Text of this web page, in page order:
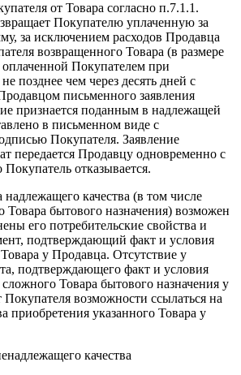
от Товара согласно п.7.1.1.
Покупателю уплаченную за
за исключением расходов Продавца
возвращенного Товара (в размере
оплаченной Покупателем при
позднее чем через десять дней с
письменного заявления
признается поданным в надлежащей
в письменном виде с
Покупателя. Заявление
передается Продавцу одновременно с
отказывается.
надлежащего качества (в том числе
Товара бытового назначения) возможен
его потребительские свойства и
подтверждающий факт и условия
у Продавца. Отсутствие у
подтверждающего факт и условия
Товара бытового назначения у
возможности ссылаться на
приобретения указанного Товара у
качества